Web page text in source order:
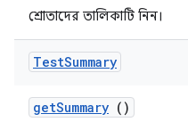
শ্রোতাদের তালিকাটি নিন।
TestSummary
getSummary ()